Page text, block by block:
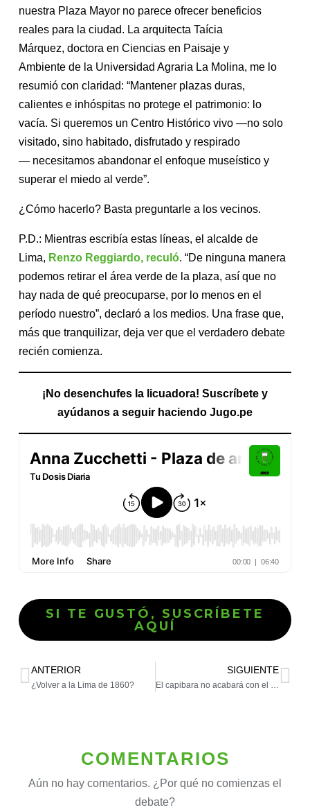
nuestra Plaza Mayor no parece ofrecer beneficios
reales para la ciudad. La arquitecta Taícia
Márquez, doctora en Ciencias en Paisaje y
Ambiente de la Universidad Agraria La Molina, me lo
resumió con claridad: “Mantener plazas duras,
calientes e inhóspitas no protege el patrimonio: lo
vacía. Si queremos un Centro Histórico vivo —no solo
visitado, sino habitado, disfrutado y respirado
— necesitamos abandonar el enfoque museístico y
superar el miedo al verde”.
¿Cómo hacerlo? Basta preguntarle a los vecinos.
P.D.: Mientras escribía estas líneas, el alcalde de
Lima, Renzo Reggiardo, reculó. “De ninguna manera
podemos retirar el área verde de la plaza, así que no
hay nada de qué preocuparse, por lo menos en el
período nuestro”, declaró a los medios. Una frase que,
más que tranquilizar, deja ver que el verdadero debate
recién comienza.
¡No desenchufes la licuadora! Suscríbete y
ayúdanos a seguir haciendo Jugo.pe
SI TE GUSTÓ, SUSCRÍBETE
AQUÍ
ANTERIOR
¿Volver a la Lima de 1860?
SIGUIENTE
El capibara no acabará con el crimen
COMENTARIOS
Aún no hay comentarios. ¿Por qué no comienzas el
debate?